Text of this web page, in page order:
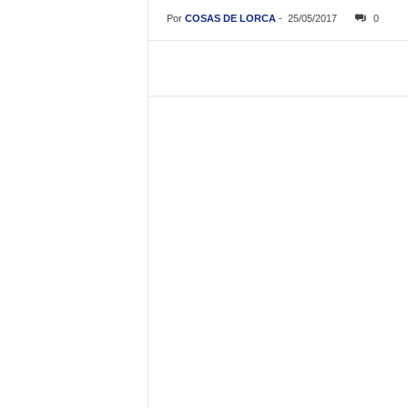
Por COSAS DE LORCA- 25/05/2017 0